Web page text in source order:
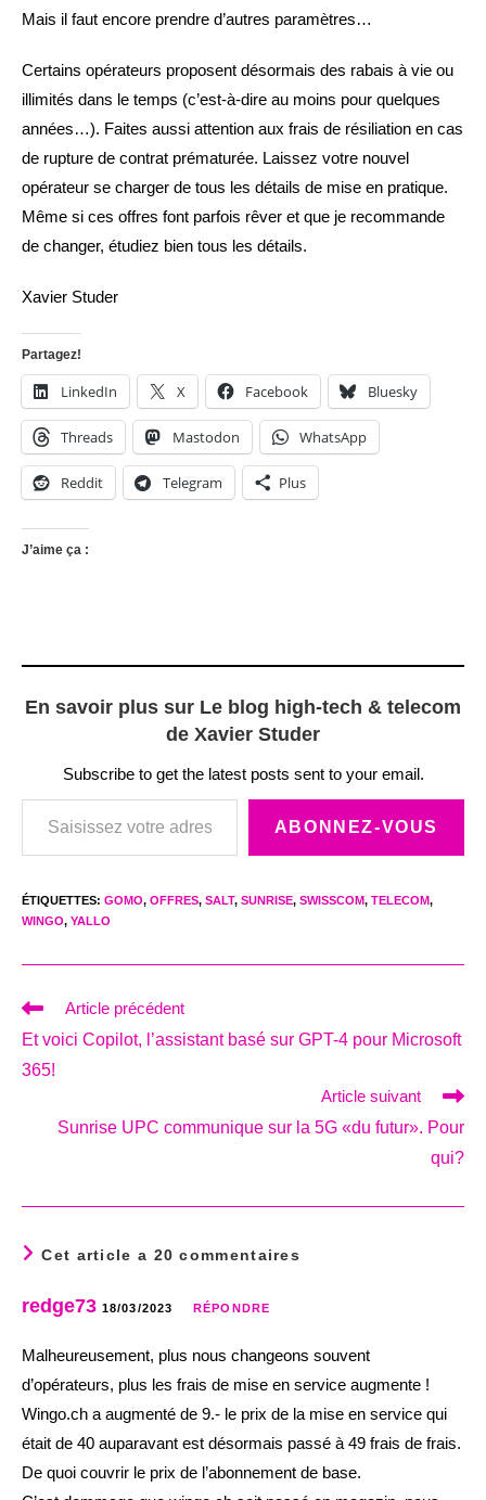
Mais il faut encore prendre d’autres paramètres…
Certains opérateurs proposent désormais des rabais à vie ou
illimités dans le temps (c’est-à-dire au moins pour quelques
années…). Faites aussi attention aux frais de résiliation en cas
de rupture de contrat prématurée. Laissez votre nouvel
opérateur se charger de tous les détails de mise en pratique.
Même si ces offres font parfois rêver et que je recommande
de changer, étudiez bien tous les détails.
Xavier Studer
Partagez!
LinkedIn X Facebook Bluesky
Threads Mastodon WhatsApp
Reddit Telegram Plus
J’aime ça :
En savoir plus sur Le blog high-tech & telecom
de Xavier Studer
Subscribe to get the latest posts sent to your email.
Saisissez votre adresse e-mail…
ABONNEZ-VOUS
ÉTIQUETTES: GOMO, OFFRES, SALT, SUNRISE, SWISSCOM, TELECOM,
WINGO, YALLO
Read
articles
Article précédent
Et voici Copilot, l’assistant basé sur GPT-4 pour Microsoft
365!
Article suivant
Sunrise UPC communique sur la 5G «du futur». Pour
qui?
Cet article a 20 commentaires
redge73 18/03/2023 RÉPONDRE
Malheureusement, plus nous changeons souvent
d’opérateurs, plus les frais de mise en service augmente !
Wingo.ch a augmenté de 9.- le prix de la mise en service qui
était de 40 auparavant est désormais passé à 49 frais de frais.
De quoi couvrir le prix de l’abonnement de base.